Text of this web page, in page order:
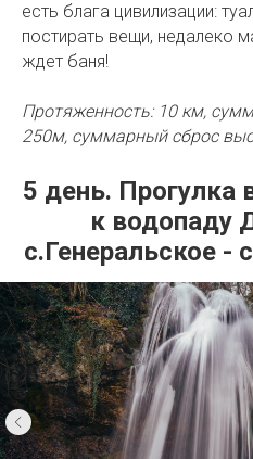
есть блага цивилизации:
постирать вещи, недалеко
ждет баня!
Протяженность: 10 км,
250м, суммарный сброс
5 день. Прогулка
к водопаду
с.Генеральское -